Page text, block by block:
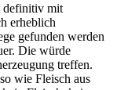
definitiv mit
erheblich
gefunden werden
Die würde
treffen.
wie Fleisch aus